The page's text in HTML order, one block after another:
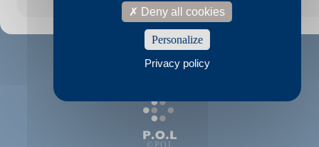
Deny all cookies
Personalize
Privacy policy